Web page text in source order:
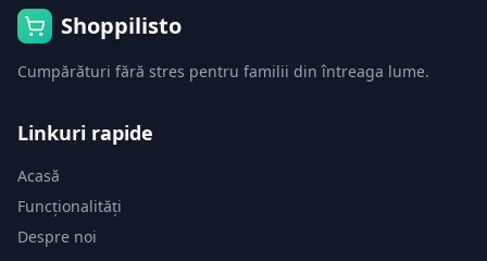
Shoppilisto
Cumpărături fără stres pentru familii din întreaga lume.
Linkuri rapide
Acasă
Funcționalități
Despre noi